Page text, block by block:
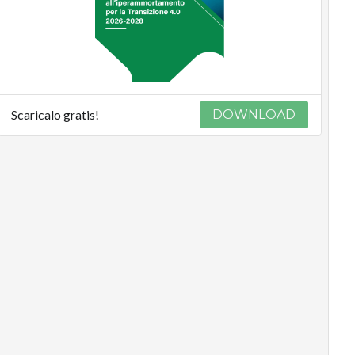
Scaricalo gratis! DOWNLOAD